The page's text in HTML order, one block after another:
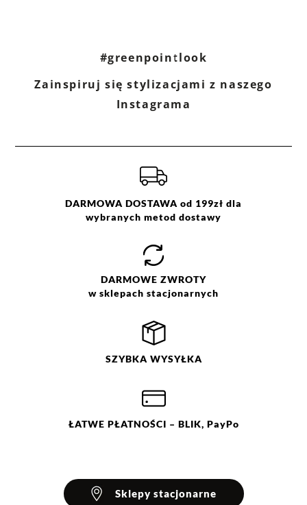
#greenpointlook
Zainspiruj się stylizacjami z naszego
Instagrama
DARMOWA DOSTAWA od 199zł dla
wybranych metod dostawy
DARMOWE ZWROTY
w sklepach stacjonarnych
SZYBKA WYSYŁKA
ŁATWE PŁATNOŚCI – BLIK, PayPo
Sklepy stacjonarne